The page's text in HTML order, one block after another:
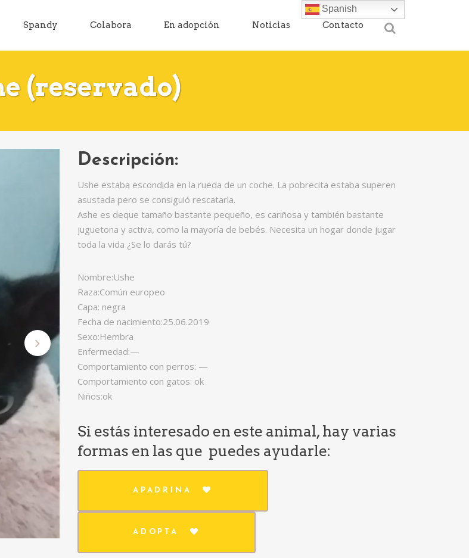
Spandy Colabora En adopción Noticias Contacto
(reservado)
Descripción:
Ushe estaba escondida en la rueda de un coche. La pobrecita estaba superen
asustada pero se consiguió rescatarla.
Ashe es deque tamaño bastante pequeño, es cariñosa y también bastante
juguetona y activa, como la mayoría de bebés. Necesita un hogar donde jugar
toda la vida ¿Se lo darás tú?
Nombre:Ushe
Raza:Común europeo
Capa: negra
Fecha de nacimiento:25.06.2019
Sexo:Hembra
Enfermedad:—
Comportamiento con perros: —
Comportamiento con gatos: ok
Niños:ok
Si estás interesado en este animal, hay varias
formas en las que puedes ayudarle:
APADRINA
ADOPTA
Spanish